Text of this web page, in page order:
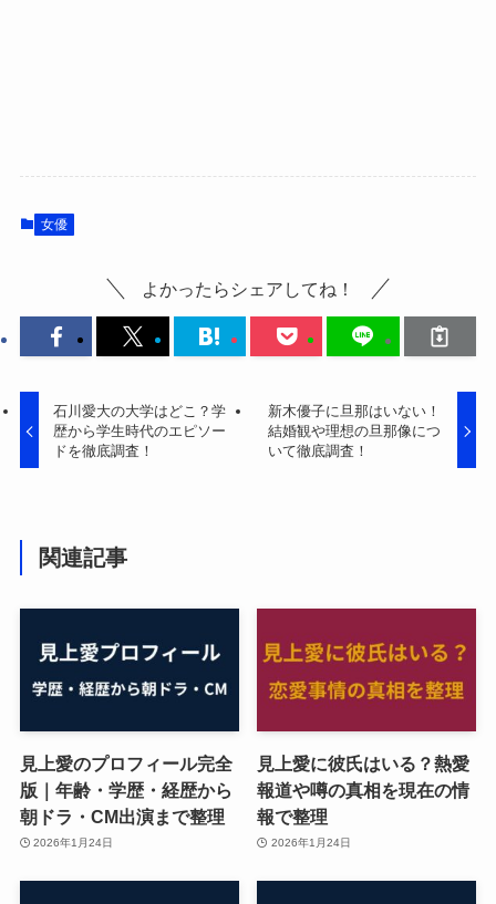
女優
よかったらシェアしてね！
石川愛大の大学はどこ？学
歴から学生時代のエピソー
ドを徹底調査！
新木優子に旦那はいない！
結婚観や理想の旦那像につ
いて徹底調査！
関連記事
見上愛のプロフィール完全
版｜年齢・学歴・経歴から
朝ドラ・CM出演まで整理
2026年1月24日
見上愛に彼氏はいる？熱愛
報道や噂の真相を現在の情
報で整理
2026年1月24日